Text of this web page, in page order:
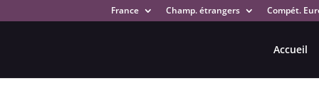
France Champ. étrangers Compét.
Accueil